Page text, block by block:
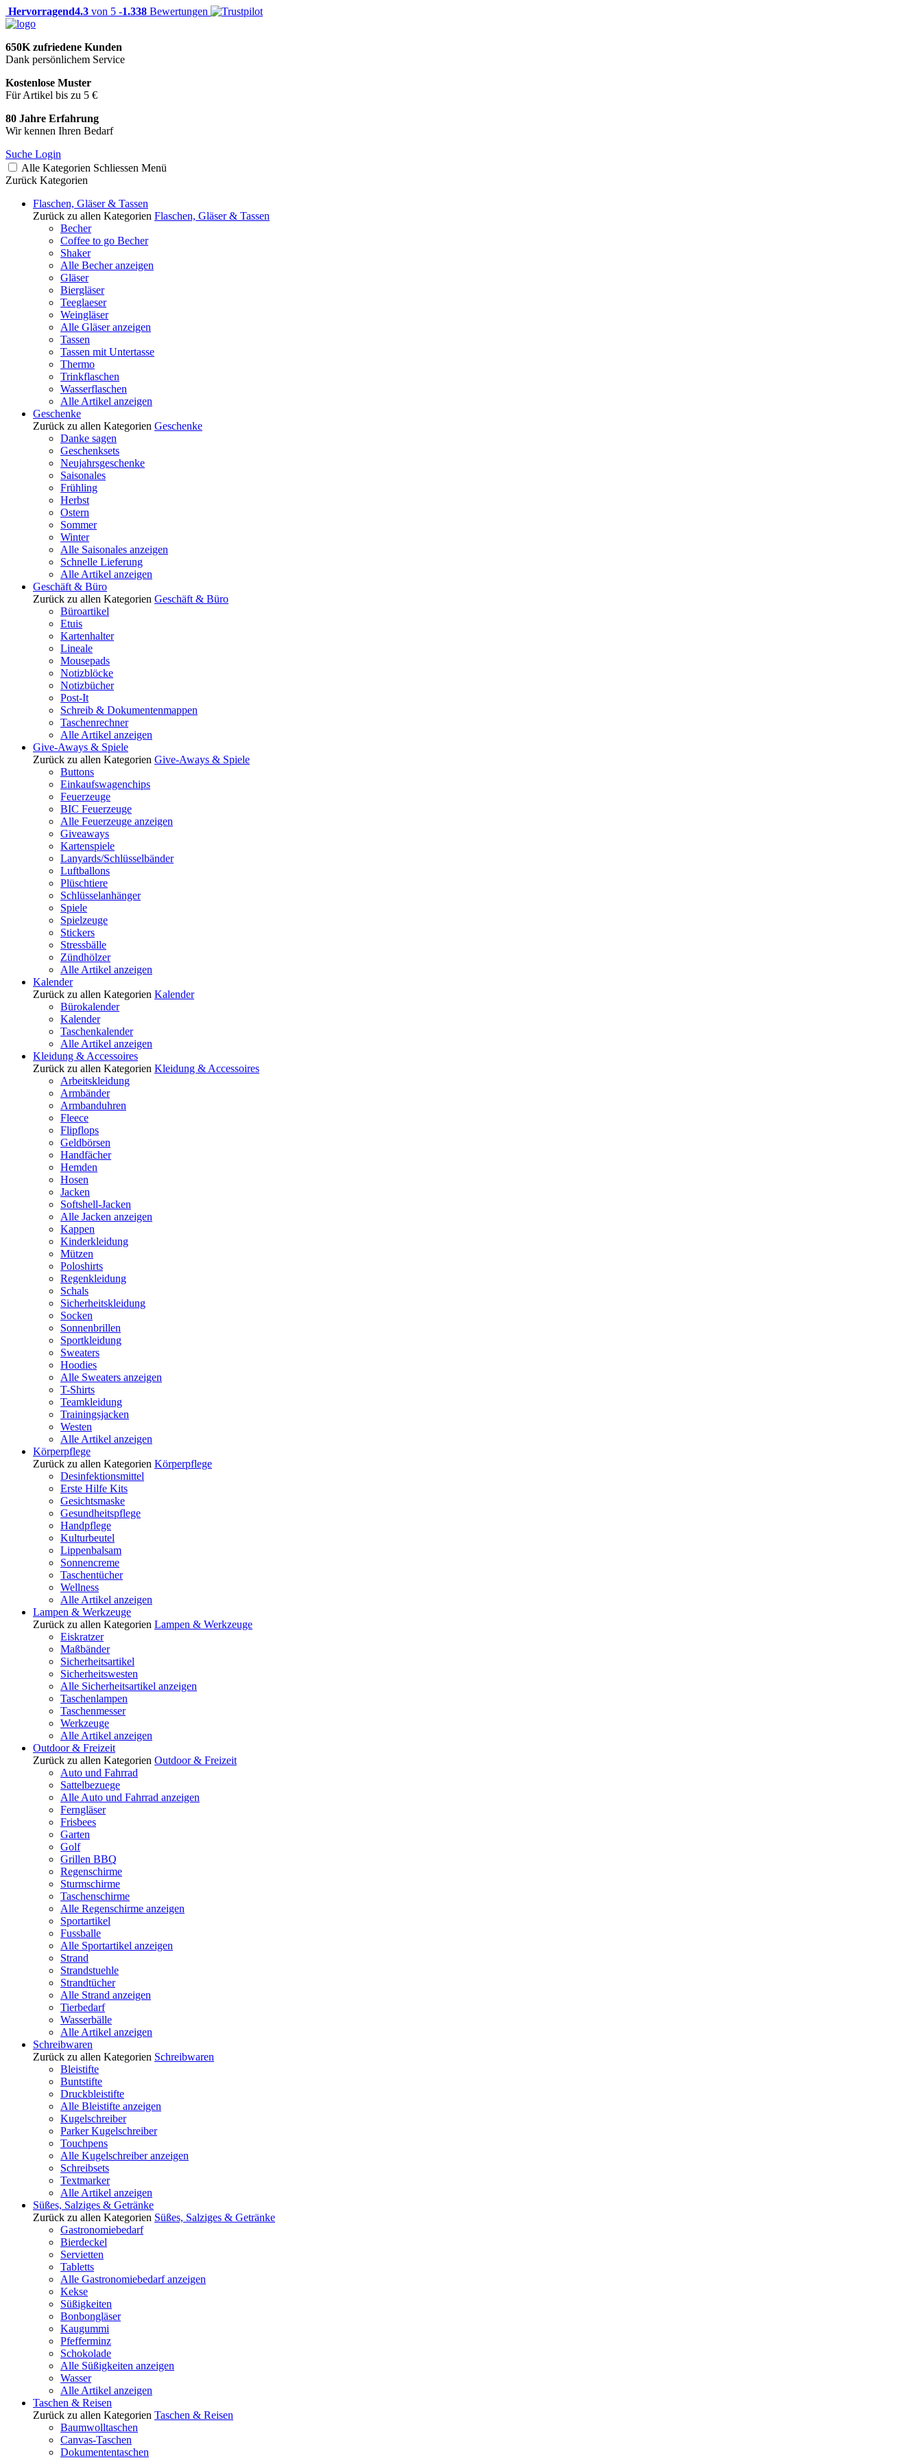
Hervorragend4.3 von 5 -1.338 Bewertungen
650K zufriedene Kunden
Dank persönlichem Service
Kostenlose Muster
Für Artikel bis zu 5 €
80 Jahre Erfahrung
Wir kennen Ihren Bedarf
Suche Login
Alle Kategorien Schliessen Menü
Zurück Kategorien
Flaschen, Gläser & Tassen
Zurück zu allen Kategorien Flaschen, Gläser & Tassen
Becher
Coffee to go Becher
Shaker
Alle Becher anzeigen
Gläser
Biergläser
Teeglaeser
Weingläser
Alle Gläser anzeigen
Tassen
Tassen mit Untertasse
Thermo
Trinkflaschen
Wasserflaschen
Alle Artikel anzeigen
Geschenke
Zurück zu allen Kategorien Geschenke
Danke sagen
Geschenksets
Neujahrsgeschenke
Saisonales
Frühling
Herbst
Ostern
Sommer
Winter
Alle Saisonales anzeigen
Schnelle Lieferung
Alle Artikel anzeigen
Geschäft & Büro
Zurück zu allen Kategorien Geschäft & Büro
Büroartikel
Etuis
Kartenhalter
Lineale
Mousepads
Notizblöcke
Notizbücher
Post-It
Schreib & Dokumentenmappen
Taschenrechner
Alle Artikel anzeigen
Give-Aways & Spiele
Zurück zu allen Kategorien Give-Aways & Spiele
Buttons
Einkaufswagenchips
Feuerzeuge
BIC Feuerzeuge
Alle Feuerzeuge anzeigen
Giveaways
Kartenspiele
Lanyards/Schlüsselbänder
Luftballons
Plüschtiere
Schlüsselanhänger
Spiele
Spielzeuge
Stickers
Stressbälle
Zündhölzer
Alle Artikel anzeigen
Kalender
Zurück zu allen Kategorien Kalender
Bürokalender
Kalender
Taschenkalender
Alle Artikel anzeigen
Kleidung & Accessoires
Zurück zu allen Kategorien Kleidung & Accessoires
Arbeitskleidung
Armbänder
Armbanduhren
Fleece
Flipflops
Geldbörsen
Handfächer
Hemden
Hosen
Jacken
Softshell-Jacken
Alle Jacken anzeigen
Kappen
Kinderkleidung
Mützen
Poloshirts
Regenkleidung
Schals
Sicherheitskleidung
Socken
Sonnenbrillen
Sportkleidung
Sweaters
Hoodies
Alle Sweaters anzeigen
T-Shirts
Teamkleidung
Trainingsjacken
Westen
Alle Artikel anzeigen
Körperpflege
Zurück zu allen Kategorien Körperpflege
Desinfektionsmittel
Erste Hilfe Kits
Gesichtsmaske
Gesundheitspflege
Handpflege
Kulturbeutel
Lippenbalsam
Sonnencreme
Taschentücher
Wellness
Alle Artikel anzeigen
Lampen & Werkzeuge
Zurück zu allen Kategorien Lampen & Werkzeuge
Eiskratzer
Maßbänder
Sicherheitsartikel
Sicherheitswesten
Alle Sicherheitsartikel anzeigen
Taschenlampen
Taschenmesser
Werkzeuge
Alle Artikel anzeigen
Outdoor & Freizeit
Zurück zu allen Kategorien Outdoor & Freizeit
Auto und Fahrrad
Sattelbezuege
Alle Auto und Fahrrad anzeigen
Ferngläser
Frisbees
Garten
Golf
Grillen BBQ
Regenschirme
Sturmschirme
Taschenschirme
Alle Regenschirme anzeigen
Sportartikel
Fussballe
Alle Sportartikel anzeigen
Strand
Strandstuehle
Strandtücher
Alle Strand anzeigen
Tierbedarf
Wasserbälle
Alle Artikel anzeigen
Schreibwaren
Zurück zu allen Kategorien Schreibwaren
Bleistifte
Buntstifte
Druckbleistifte
Alle Bleistifte anzeigen
Kugelschreiber
Parker Kugelschreiber
Touchpens
Alle Kugelschreiber anzeigen
Schreibsets
Textmarker
Alle Artikel anzeigen
Süßes, Salziges & Getränke
Zurück zu allen Kategorien Süßes, Salziges & Getränke
Gastronomiebedarf
Bierdeckel
Servietten
Tabletts
Alle Gastronomiebedarf anzeigen
Kekse
Süßigkeiten
Bonbongläser
Kaugummi
Pfefferminz
Schokolade
Alle Süßigkeiten anzeigen
Wasser
Alle Artikel anzeigen
Taschen & Reisen
Zurück zu allen Kategorien Taschen & Reisen
Baumwolltaschen
Canvas-Taschen
Dokumententaschen